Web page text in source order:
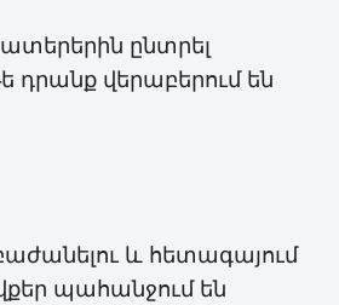
ընտրել
վերաբերում են
և հետագայում
պահանջում են